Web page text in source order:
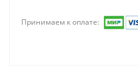
Принимаем к оплате: